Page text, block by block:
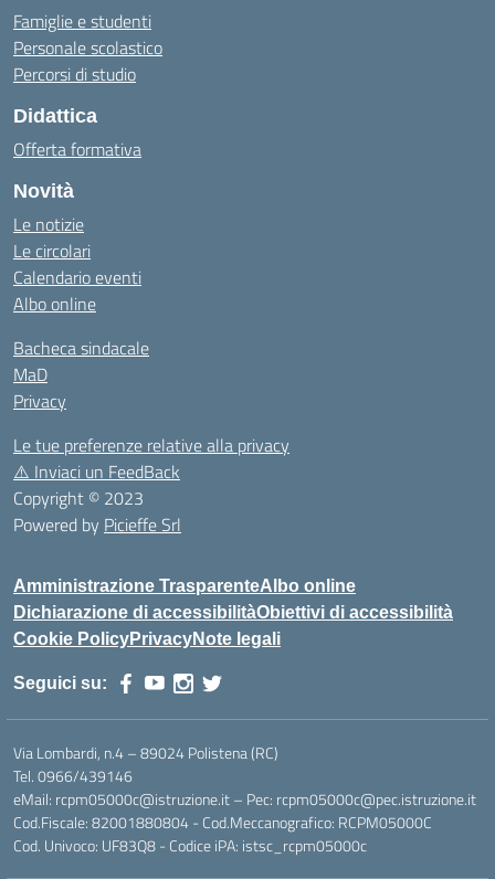
Famiglie e studenti
Personale scolastico
Percorsi di studio
Didattica
Offerta formativa
Novità
Le notizie
Le circolari
Calendario eventi
Albo online
Bacheca sindacale
MaD
Privacy
Le tue preferenze relative alla privacy
⚠️ Inviaci un FeedBack
Copyright © 2023
Powered by Picieffe Srl
Amministrazione TrasparenteAlbo online
Dichiarazione di accessibilitàObiettivi di accessibilità
Cookie PolicyPrivacyNote legali
Seguici su:
Via Lombardi, n.4 – 89024 Polistena (RC)
Tel. 0966/439146
eMail: rcpm05000c@istruzione.it – Pec: rcpm05000c@pec.istruzione.it
Cod.Fiscale: 82001880804 - Cod.Meccanografico: RCPM05000C
Cod. Univoco: UF83Q8 - Codice iPA: istsc_rcpm05000c